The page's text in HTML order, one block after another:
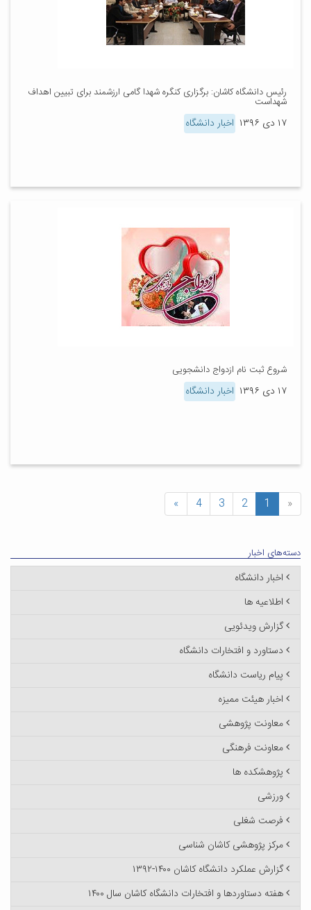
رئیس دانشگاه کاشان: برگزاری کنگره شهدا گامی ارزشمند برای تبیین اهداف
شهداست
۱۷ دی ۱۳۹۶ اخبار دانشگاه
شروع ثبت نام ازدواج دانشجویی
۱۷ دی ۱۳۹۶ اخبار دانشگاه
«
1
2
3
4
»
دسته‌های اخبار
اخبار دانشگاه
اطلاعیه ها
گزارش ویدئویی
دستاورد و افتخارات دانشگاه
پیام ریاست دانشگاه
اخبار هیئت ممیزه
معاونت پژوهشی
معاونت فرهنگی
پژوهشکده ها
ورزشی
فرصت شغلی
مرکز پژوهشی کاشان شناسی
گزارش عملکرد دانشگاه کاشان ۱۴۰۰-۱۳۹۲
هفته دستاوردها و افتخارات دانشگاه کاشان سال ۱۴۰۰